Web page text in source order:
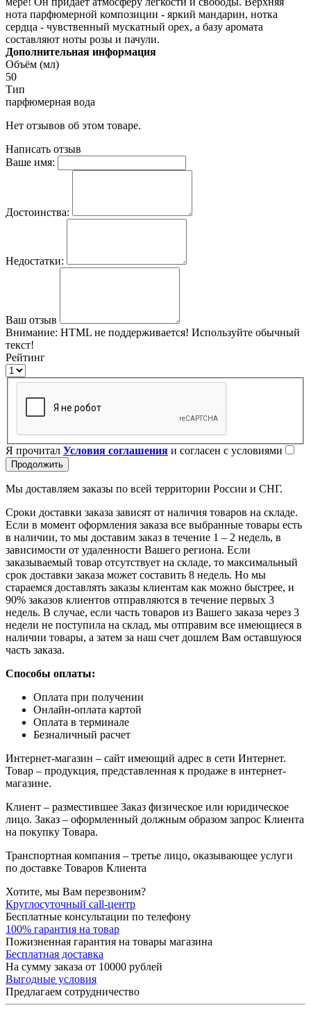
нота парфюмерной композиции - яркий мандарин, нотка
сердца - чувственный мускатный орех, а базу аромата
составляют ноты розы и пачули.
Дополнительная информация
Объём (мл)
50
Тип
парфюмерная вода
Нет отзывов об этом товаре.
Написать отзыв
Ваше имя:
Достоинства:
Недостатки:
Ваш отзыв
Внимание: HTML не поддерживается! Используйте обычный
текст!
Рейтинг
Я прочитал Условия соглашения и согласен с условиями
Продолжить
Мы доставляем заказы по всей территории России и СНГ.
Сроки доставки заказа зависят от наличия товаров на складе.
Если в момент оформления заказа все выбранные товары есть
в наличии, то мы доставим заказ в течение 1 – 2 недель, в
зависимости от удаленности Вашего региона. Если
заказываемый товар отсутствует на складе, то максимальный
срок доставки заказа может составить 8 недель. Но мы
стараемся доставлять заказы клиентам как можно быстрее, и
90% заказов клиентов отправляются в течение первых 3
недель. В случае, если часть товаров из Вашего заказа через 3
недели не поступила на склад, мы отправим все имеющиеся в
наличии товары, а затем за наш счет дошлем Вам оставшуюся
часть заказа.
Способы оплаты:
Оплата при получении
Онлайн-оплата картой
Оплата в терминале
Безналичный расчет
Интернет-магазин – сайт имеющий адрес в сети Интернет.
Товар – продукция, представленная к продаже в интернет-
магазине.
Клиент – разместившее Заказ физическое или юридическое
лицо. Заказ – оформленный должным образом запрос Клиента
на покупку Товара.
Транспортная компания – третье лицо, оказывающее услуги
по доставке Товаров Клиента
Хотите, мы Вам перезвоним?
Круглосуточный call-центр
Бесплатные консультации по телефону
100% гарантия на товар
Пожизненная гарантия на товары магазина
Бесплатная доставка
На сумму заказа от 10000 рублей
Выгодные условия
Предлагаем сотрудничество